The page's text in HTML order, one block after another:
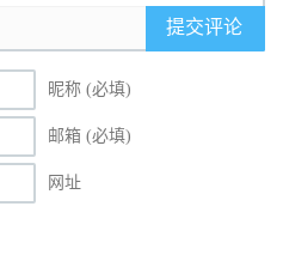
提交评论
昵称 (必填)
邮箱 (必填)
网址